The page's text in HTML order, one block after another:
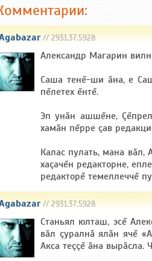
// 2931.37.5928
Александр Магарин
Саша тенĕ-ши ăна, е
пĕлетех ĕнтĕ.
Эп унăн ашшĕне,
хамăн пĕрре çав
Калас пулать, мана вăл,
хаçачĕн редакторне,
редакторĕ темеллеччĕ
// 2931.37.5928
Станьял юлташ, эсĕ
вăл çуралнă ялăн ячĕ
Акса теççĕ ăна вырăсла.